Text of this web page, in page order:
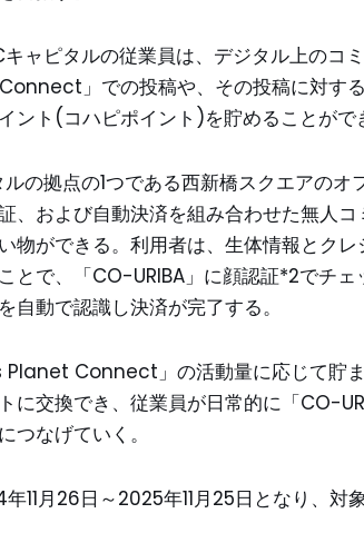
ャピタルの従業員は、デジタル上のコ
」での投稿や、その投稿に対す
ント(コハピポイント)を貯めることがで
の拠点の1つである西新橋スクエアの
、および自動決済を組み合わせた無人コ
物ができる。利用者は、生体情報とク
とで、「CO-URIBA」に顔認証*2でチ
自動で認識し決済が完了する。
Connect」の活動量に応じて貯
に交換でき、従業員が日常的に「CO-
つなげていく。
11月26日～2025年11月25日となり、対